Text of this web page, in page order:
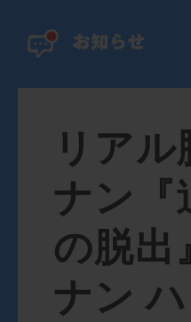
リア
ナン『
の脱出
ナン